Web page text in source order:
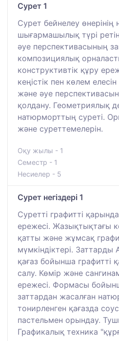
Сурет 1
Сурет бейнелеу өнерінің
шығармашылық түрі
әуе перспективасының
композициялық
конструктивтік құру
кеңістік пен көлем
және әуе
қолдану. Геометриялық
натюрморттың суреті.
және суреттемелерін.
Оқу жылы - 1
Семестр - 1
Несиелер - 5
Сурет негіздері 1
Суретті графитті
ережесі. Жазықтықтағы
қатты және жұмсақ
мүмкіндіктері.
қағаз бойынша графитті
салу. Көмір және
ережесі. Формасы
заттардан жасалған
тонирленген қағазда
пастельмен орындау.
Графикалық техника